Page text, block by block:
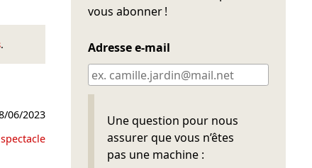
.
06/2023
vous abonner !
Adresse e-mail
Une question pour nous
assurer que vous n’êtes
pas une machine :
Ne pas remplir